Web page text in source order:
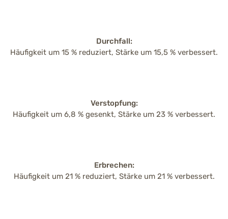
Durchfall:
Häufigkeit um 15 % reduziert, Stärke um 15,5 % verbessert.
Verstopfung:
Häufigkeit um 6,8 % gesenkt, Stärke um 23 % verbessert.
Erbrechen:
Häufigkeit um 21 % reduziert, Stärke um 21 % verbessert.